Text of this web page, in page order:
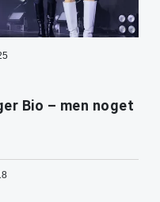
Bio – men noget